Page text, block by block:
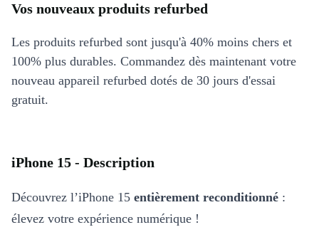
Vos nouveaux produits refurbed
Les produits refurbed sont jusqu'à 40% moins chers et
100% plus durables. Commandez dès maintenant votre
nouveau appareil refurbed dotés de 30 jours d'essai
gratuit.
iPhone 15 - Description
Découvrez l’iPhone 15 entièrement reconditionné :
élevez votre expérience numérique !